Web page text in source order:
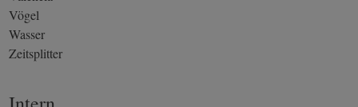
Vögel
Wasser
Zeitsplitter